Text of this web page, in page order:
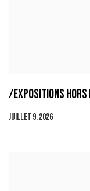
/EXPOSITIONS
JUILLET 9, 2026